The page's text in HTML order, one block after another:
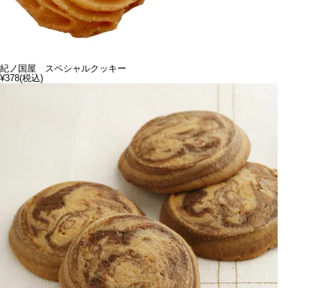
紀ノ国屋 スペシャルクッキー
¥378(税込)